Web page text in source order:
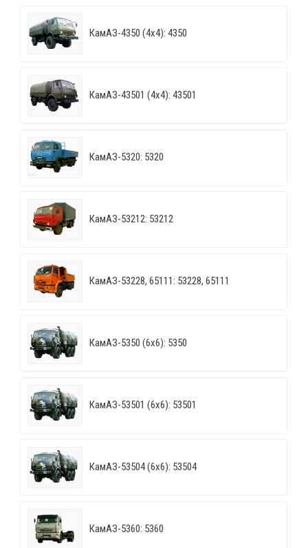
КамАЗ-4350 (4х4): 4350
КамАЗ-43501 (4х4): 43501
КамАЗ-5320: 5320
КамАЗ-53212: 53212
КамАЗ-53228, 65111: 53228, 65111
КамАЗ-5350 (6х6): 5350
КамАЗ-53501 (6х6): 53501
КамАЗ-53504 (6х6): 53504
КамАЗ-5360: 5360